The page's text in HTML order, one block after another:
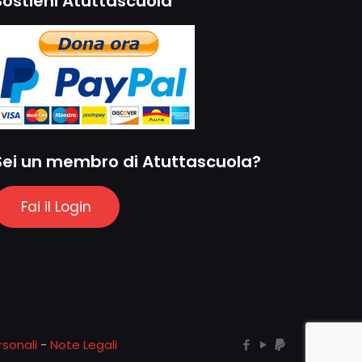
un membro di Atuttascuola?
Fai il Login
- Note Legali